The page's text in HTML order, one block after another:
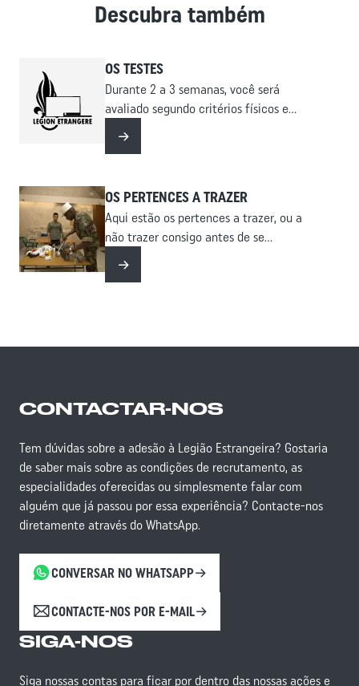
Descubra também
OS TESTES
Durante 2 a 3 semanas, você será
avaliado segundo critérios físicos e
Leia mais
OS PERTENCES A TRAZER
Aqui estão os pertences a trazer, ou a
não trazer consigo antes de se
Leia mais
CONTACTAR-NOS
Tem dúvidas sobre a adesão à Legião Estrangeira? Gostaria
de saber mais sobre as condições de recrutamento, as
especialidades oferecidas ou simplesmente falar com
alguém que já passou por essa experiência? Contacte-nos
diretamente através do WhatsApp.
CONVERSAR NO WHATSAPP
CONTACTE-NOS POR E-MAIL
SIGA-NOS
Siga nossas contas para ficar por dentro das nossas ações e